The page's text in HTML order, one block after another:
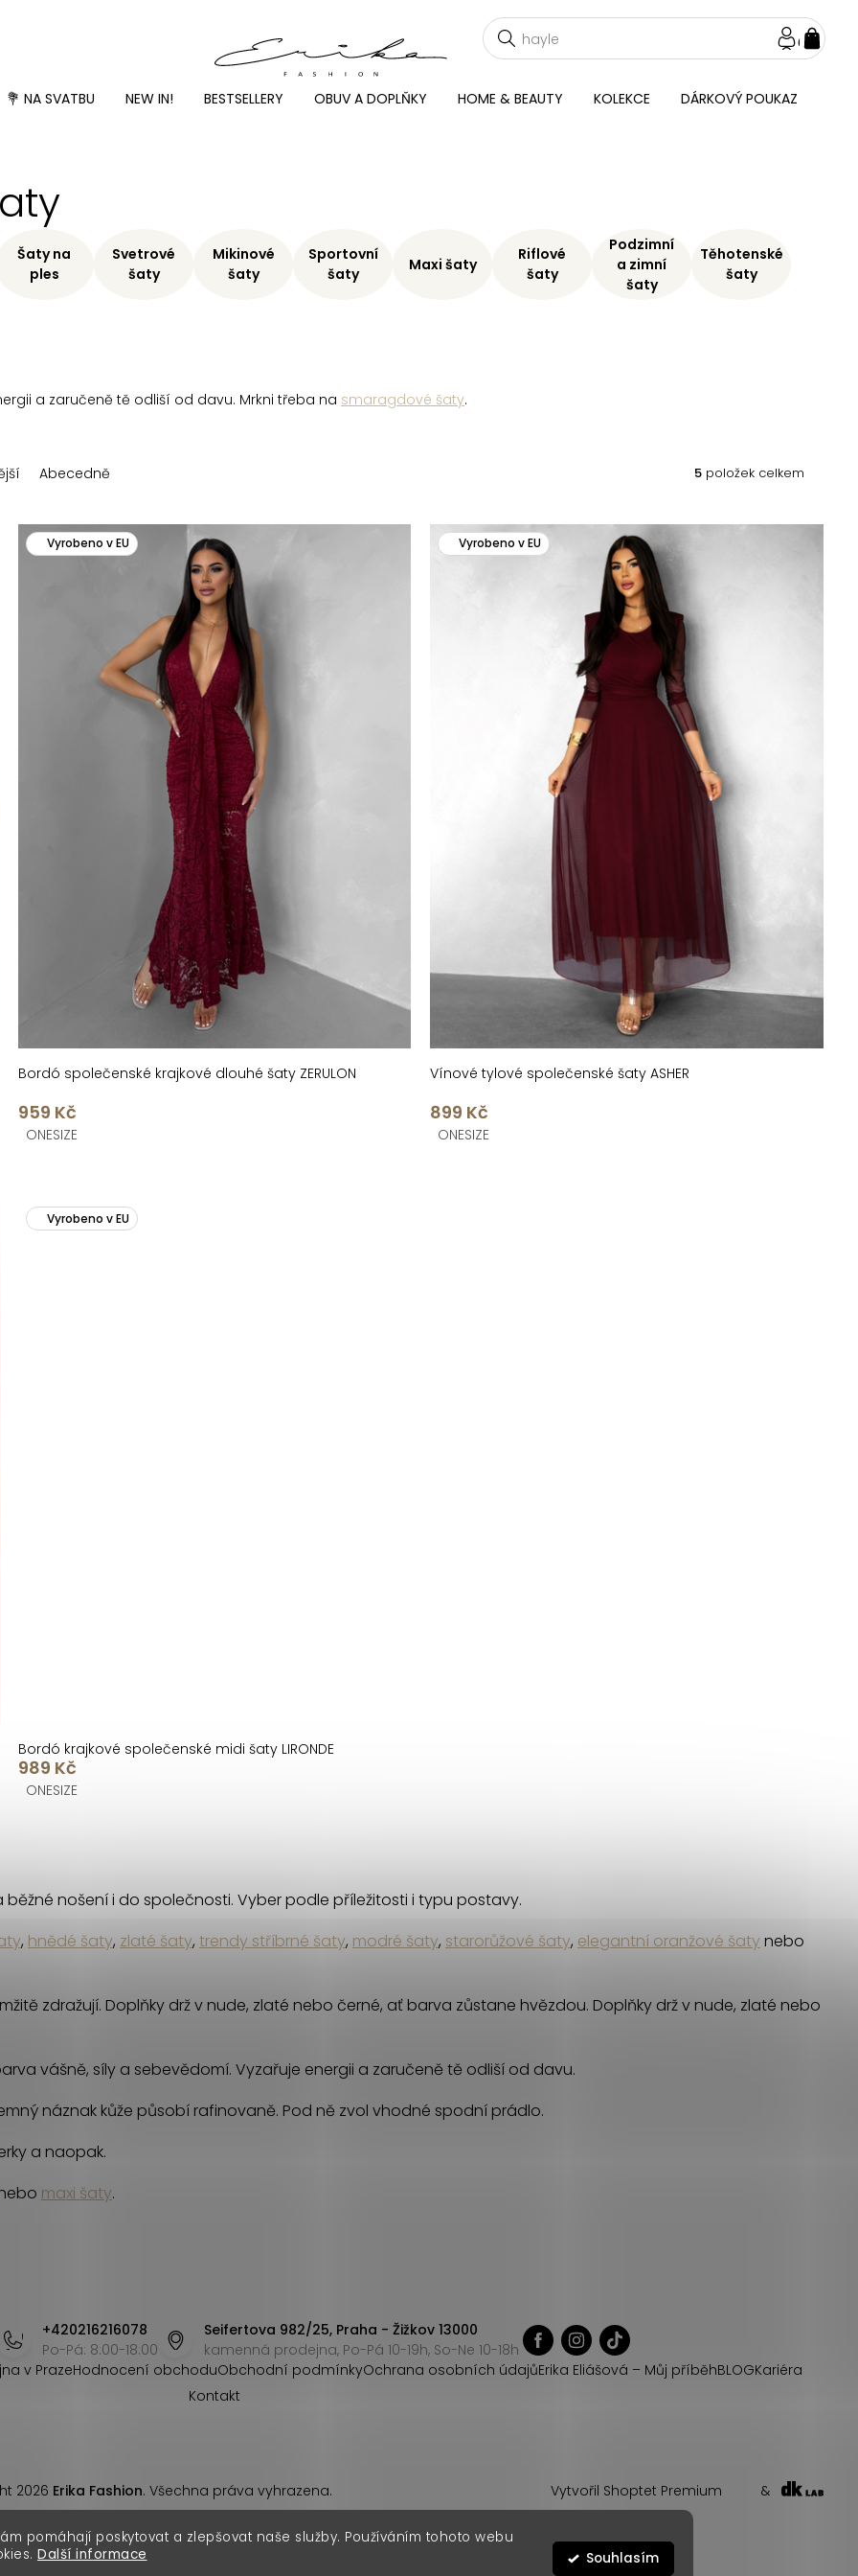
pomáhají poskytovat a zlepšovat naše služby. Používáním tohoto webu
Další informace Souhlasím
💐 NA SVATBU NEW IN! BESTSELLERY OBUV A DOPLŇKY HOME & BEAUTY KOLEKCE DÁRKOVÝ POUKAZ
a zaručeně tě odliší od davu. Mrkni třeba na smaragdové šaty.
Šaty na
ples
Svetrové
šaty
Mikinové
šaty
Sportovní
šaty
Maxi šaty
Riflové
šaty
Podzimní
a zimní
šaty
Těhotenské
šaty
Abecedně 5 položek celkem
Vyrobeno v EU
Bordó společenské krajkové dlouhé šaty ZERULON
959 Kč
ONESIZE
Vyrobeno v EU
Vínové tylové společenské šaty ASHER
899 Kč
ONESIZE
Vyrobeno v EU
Bordó krajkové společenské midi šaty LIRONDE
989 Kč
ONESIZE
nošení i do společnosti. Vyber podle příležitosti i typu postavy.
, hnědé šaty, zlaté šaty, trendy stříbrné šaty, modré šaty, starorůžové šaty, elegantní oranžové šaty nebo
zdražují. Doplňky drž v nude, zlaté nebo černé, ať barva zůstane hvězdou. Doplňky drž v nude, zlaté nebo
vášně, síly a sebevědomí. Vyzařuje energii a zaručeně tě odliší od davu.
náznak kůže působí rafinovaně. Pod ně zvol vhodné spodní prádlo.
a naopak.
maxi šaty.
+420216216078
Po-Pá: 8:00-18:00
Seifertova 982/25, Praha - Žižkov 13000
kamenná prodejna, Po-Pá 10-19h, So-Ne 10-18h
v PrazeHodnocení obchoduObchodní podmínkyOchrana osobních údajůErika Eliášová – Můj příběhBLOGKariéra
Kontakt
Vytvořil Shoptet Premium &
2026 Erika Fashion. Všechna práva vyhrazena.